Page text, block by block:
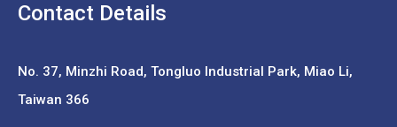
Contact Details
No. 37, Minzhi Road, Tongluo Industrial Park, Miao Li,
Taiwan 366